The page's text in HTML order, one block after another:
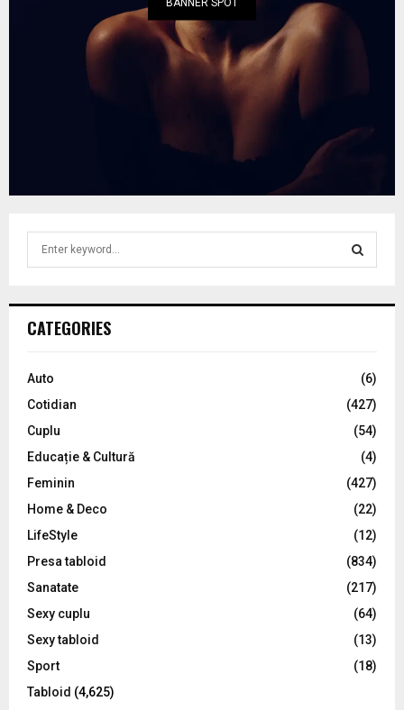
h
o
:
C
CATEGORIES
Auto
(6)
Cotidian
(427)
Cuplu
(54)
Educație & Cultură
(4)
Feminin
(427)
Home & Deco
(22)
LifeStyle
(12)
Presa tabloid
(834)
Sanatate
(217)
Sexy cuplu
(64)
Sexy tabloid
(13)
Sport
(18)
Tabloid (4,625)